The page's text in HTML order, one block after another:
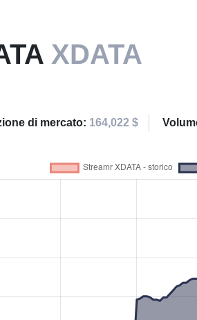
XDATA
di mercato: 164,022 $